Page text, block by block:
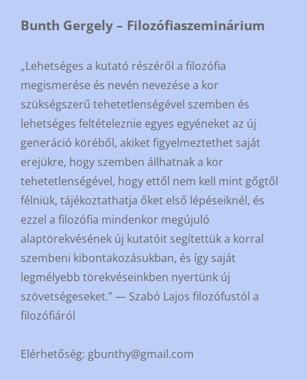
Bunth Gergely – Filozófiaszeminárium
„Lehetséges a kutató részéről a filozófia
megismerése és nevén nevezése a kor
szükségszerű tehetetlenségével szemben és
lehetséges feltételeznie egyes egyéneket az új
generáció köréből, akiket figyelmeztethet saját
erejükre, hogy szemben állhatnak a kor
tehetetlenségével, hogy ettől nem kell mint gőgtől
félniük, tájékoztathatja őket első lépéseiknél, és
ezzel a filozófia mindenkor megújuló
alaptörekvésének új kutatóit segítettük a korral
szembeni kibontakozásukban, és így saját
legmélyebb törekvéseinkben nyertünk új
szövetségeseket.” — Szabó Lajos filozófustól a
filozófiáról
Elérhetőség: gbunthy@gmail.com